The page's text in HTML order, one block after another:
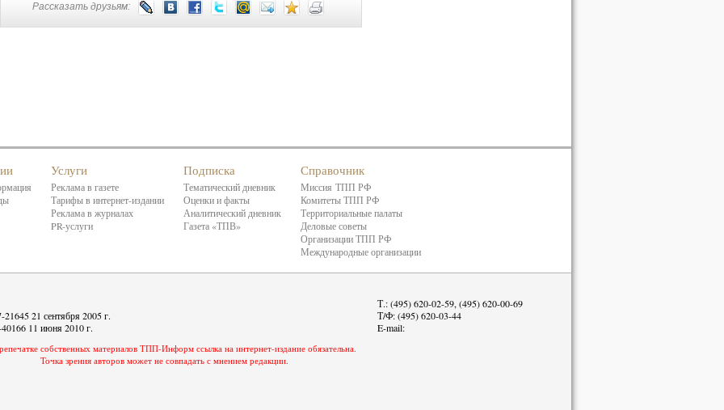
Рассказать друзьям:
Услуги
Реклама в газете
Тарифы в интернет-издании
Реклама в журналах
PR-услуги
Подписка
Тематический дневник
Оценки и факты
Аналитический дневник
Газета «ТПВ»
Справочник
Миссия ТПП РФ
Комитеты ТПП РФ
Территориальные палаты
Деловые советы
Организации ТПП РФ
Международные организации
21 сентября 2005 г.
11 июня 2010 г.
Т.: (495) 620-02-59, (495) 620-00-69
Т/Ф: (495) 620-03-44
E-mail:
собственных материалов ТПП-Информ ссылка на интернет-издание обязательна.
Точка зрения авторов может не совпадать с мнением редакции.